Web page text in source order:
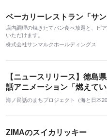
ベーカリーレストラン「サン
店内調理の焼きたてパン食べ放題と、ピ
いただけます。
株式会社サンマルクホールディングス
【ニュースリリース】徳島
話アニメーション「燃えて
の完成を記念し 「アニメ完
勢ぞろい！
海ノ民話のまちプロジェクト（海と日本
ZIMAのスイカリッキー